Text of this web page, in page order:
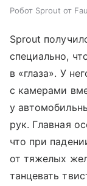
Робот Sprout от
Sprout
специально,
в «глаза». У
с камерами
у
рук. Главная
что при
от тяжелых
танцевать